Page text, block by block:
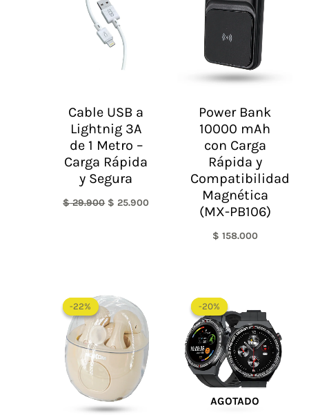
Cable USB a
Lightnig 3A
de 1 Metro –
Carga Rápida
y Segura
$29.900
$ 29.900.
$ 25.900
Power Bank
10000 mAh
con Carga
Rápida y
Compatibilidad
Magnética
(MX-PB106)
$ 158.000
-22%
-22%precio
original
era:
$ 168.000.
precio
actual
es:
$ 130.900.
-20%
AGOTADO
-20%precio
original
era:
$ 185.000.
actual
es:
$ 148.000.